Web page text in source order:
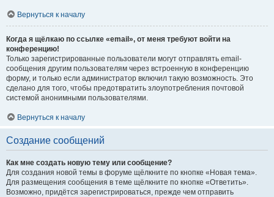
Вернуться к началу
Когда я щёлкаю по ссылке «email», от меня требуют войти на
конференцию!
Только зарегистрированные пользователи могут отправлять email-
сообщения другим пользователям через встроенную в конференцию
форму, и только если администратор включил такую возможность. Это
сделано для того, чтобы предотвратить злоупотребления почтовой
системой анонимными пользователями.
Вернуться к началу
Создание сообщений
Как мне создать новую тему или сообщение?
Для создания новой темы в форуме щёлкните по кнопке «Новая тема».
Для размещения сообщения в теме щёлкните по кнопке «Ответить».
Возможно, придётся зарегистрироваться, прежде чем отправить